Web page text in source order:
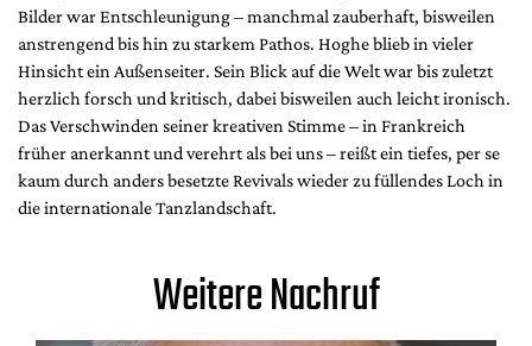
Bilder war Entschleunigung – manchmal zauberhaft, bisweilen
anstrengend bis hin zu starkem Pathos. Hoghe blieb in vieler
Hinsicht ein Außenseiter. Sein Blick auf die Welt war bis zuletzt
herzlich forsch und kritisch, dabei bisweilen auch leicht ironisch.
Das Verschwinden seiner kreativen Stimme – in Frankreich
früher anerkannt und verehrt als bei uns – reißt ein tiefes, per se
kaum durch anders besetzte Revivals wieder zu füllendes Loch in
die internationale Tanzlandschaft.
Weitere Nachruf